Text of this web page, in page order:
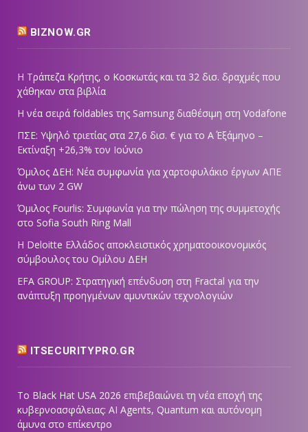
BIZNOW.GR
Η Τράπεζα Κρήτης, ο Κοσκωτάς και τα 32 δισ. δραχμές που
χάθηκαν στα βιβλία
Η νέα σειρά foldables της Samsung διαθέσιμη στη Vodafone
ΠΣΕ: Υψηλό τριετίας στα 27,6 δισ. € για το Α΄ Εξάμηνο –
Εκτίναξη +26,3% τον Ιούνιο
Όμιλος ΔΕΗ: Νέα συμφωνία για χαρτοφυλάκιο έργων ΑΠΕ
άνω των 2 GW
Όμιλος Fourlis: Συμφωνία για την πώληση της συμμετοχής
στο Sofia South Ring Mall
Η Deloitte Ελλάδος αποκλειστικός χρηματοοικονομικός
σύμβουλος του Ομίλου ΔΕΗ
EFA GROUP: Στρατηγική επένδυση στη Fractal για την
ανάπτυξη προηγμένων αμυντικών τεχνολογιών
ITSECURITYPRO.GR
Το Black Hat USA 2026 επιβεβαιώνει τη νέα εποχή της
κυβερνοασφάλειας: AI Agents, Quantum και αυτόνομη
άμυνα στο επίκεντρο